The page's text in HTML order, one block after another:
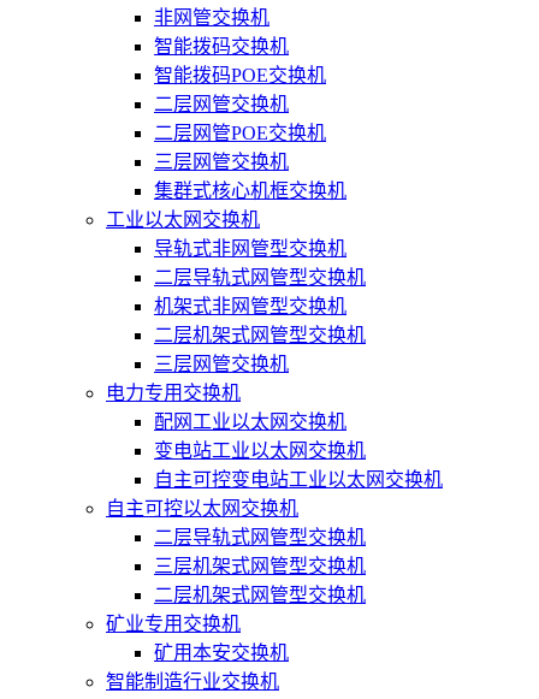
非网管交换机
智能拨码交换机
智能拨码POE交换机
二层网管交换机
二层网管POE交换机
三层网管交换机
集群式核心机框交换机
工业以太网交换机
导轨式非网管型交换机
二层导轨式网管型交换机
机架式非网管型交换机
二层机架式网管型交换机
三层网管交换机
电力专用交换机
配网工业以太网交换机
变电站工业以太网交换机
自主可控变电站工业以太网交换机
自主可控以太网交换机
二层导轨式网管型交换机
三层机架式网管型交换机
二层机架式网管型交换机
矿业专用交换机
矿用本安交换机
智能制造行业交换机